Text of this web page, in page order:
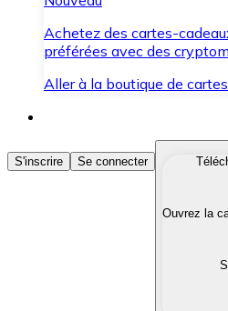
Achetez des cartes-
préférées avec des
Aller à la boutique de
Acheter des
Achetez les
Convertissez vos
S'inscrire Se connecter
Ouvrez la